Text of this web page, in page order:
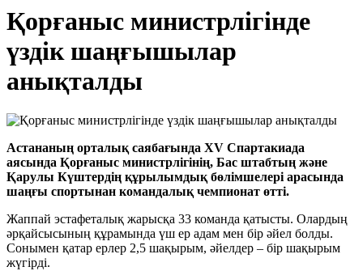
Қорғаныс министрлігінде
үздік шаңғышылар
анықталды
Астананың орталық саябағында XV Спартакиада
аясында Қорғаныс министрлігінің, Бас штабтың және
Қарулы Күштердің құрылымдық бөлімшелері арасында
шаңғы спортынан командалық чемпионат өтті.
Жаппай эстафеталық жарысқа 33 команда қатысты. Олардың
әрқайсысының құрамында үш ер адам мен бір әйел болды.
Сонымен қатар ерлер 2,5 шақырым, әйелдер – бір шақырым
жүгірді.